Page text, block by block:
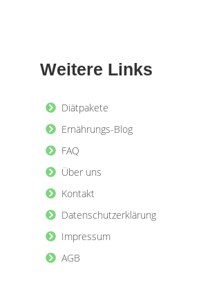
Weitere Links
Diätpakete
Ernährungs-Blog
FAQ
Über uns
Kontakt
Datenschutzerklärung
Impressum
AGB